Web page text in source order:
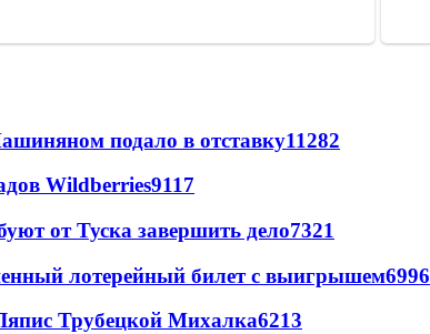
подало в отставку11282
Wildberries9117
от Туска завершить дело7321
лотерейный билет с выигрышем6996
Трубецкой Михалка6213